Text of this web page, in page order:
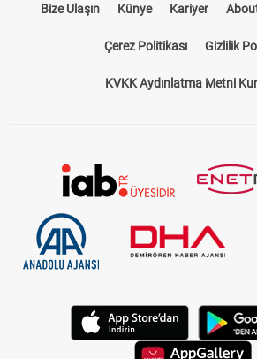
Bize Ulaşın Künye Kariyer
Çerez Politikası Gizlilik
KVKK Aydınlatma Metni